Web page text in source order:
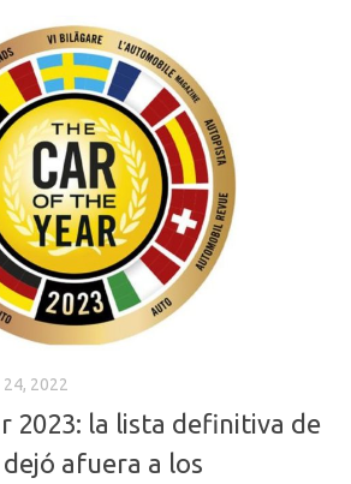
24, 2022
2023: la lista definitiva de
afuera a los